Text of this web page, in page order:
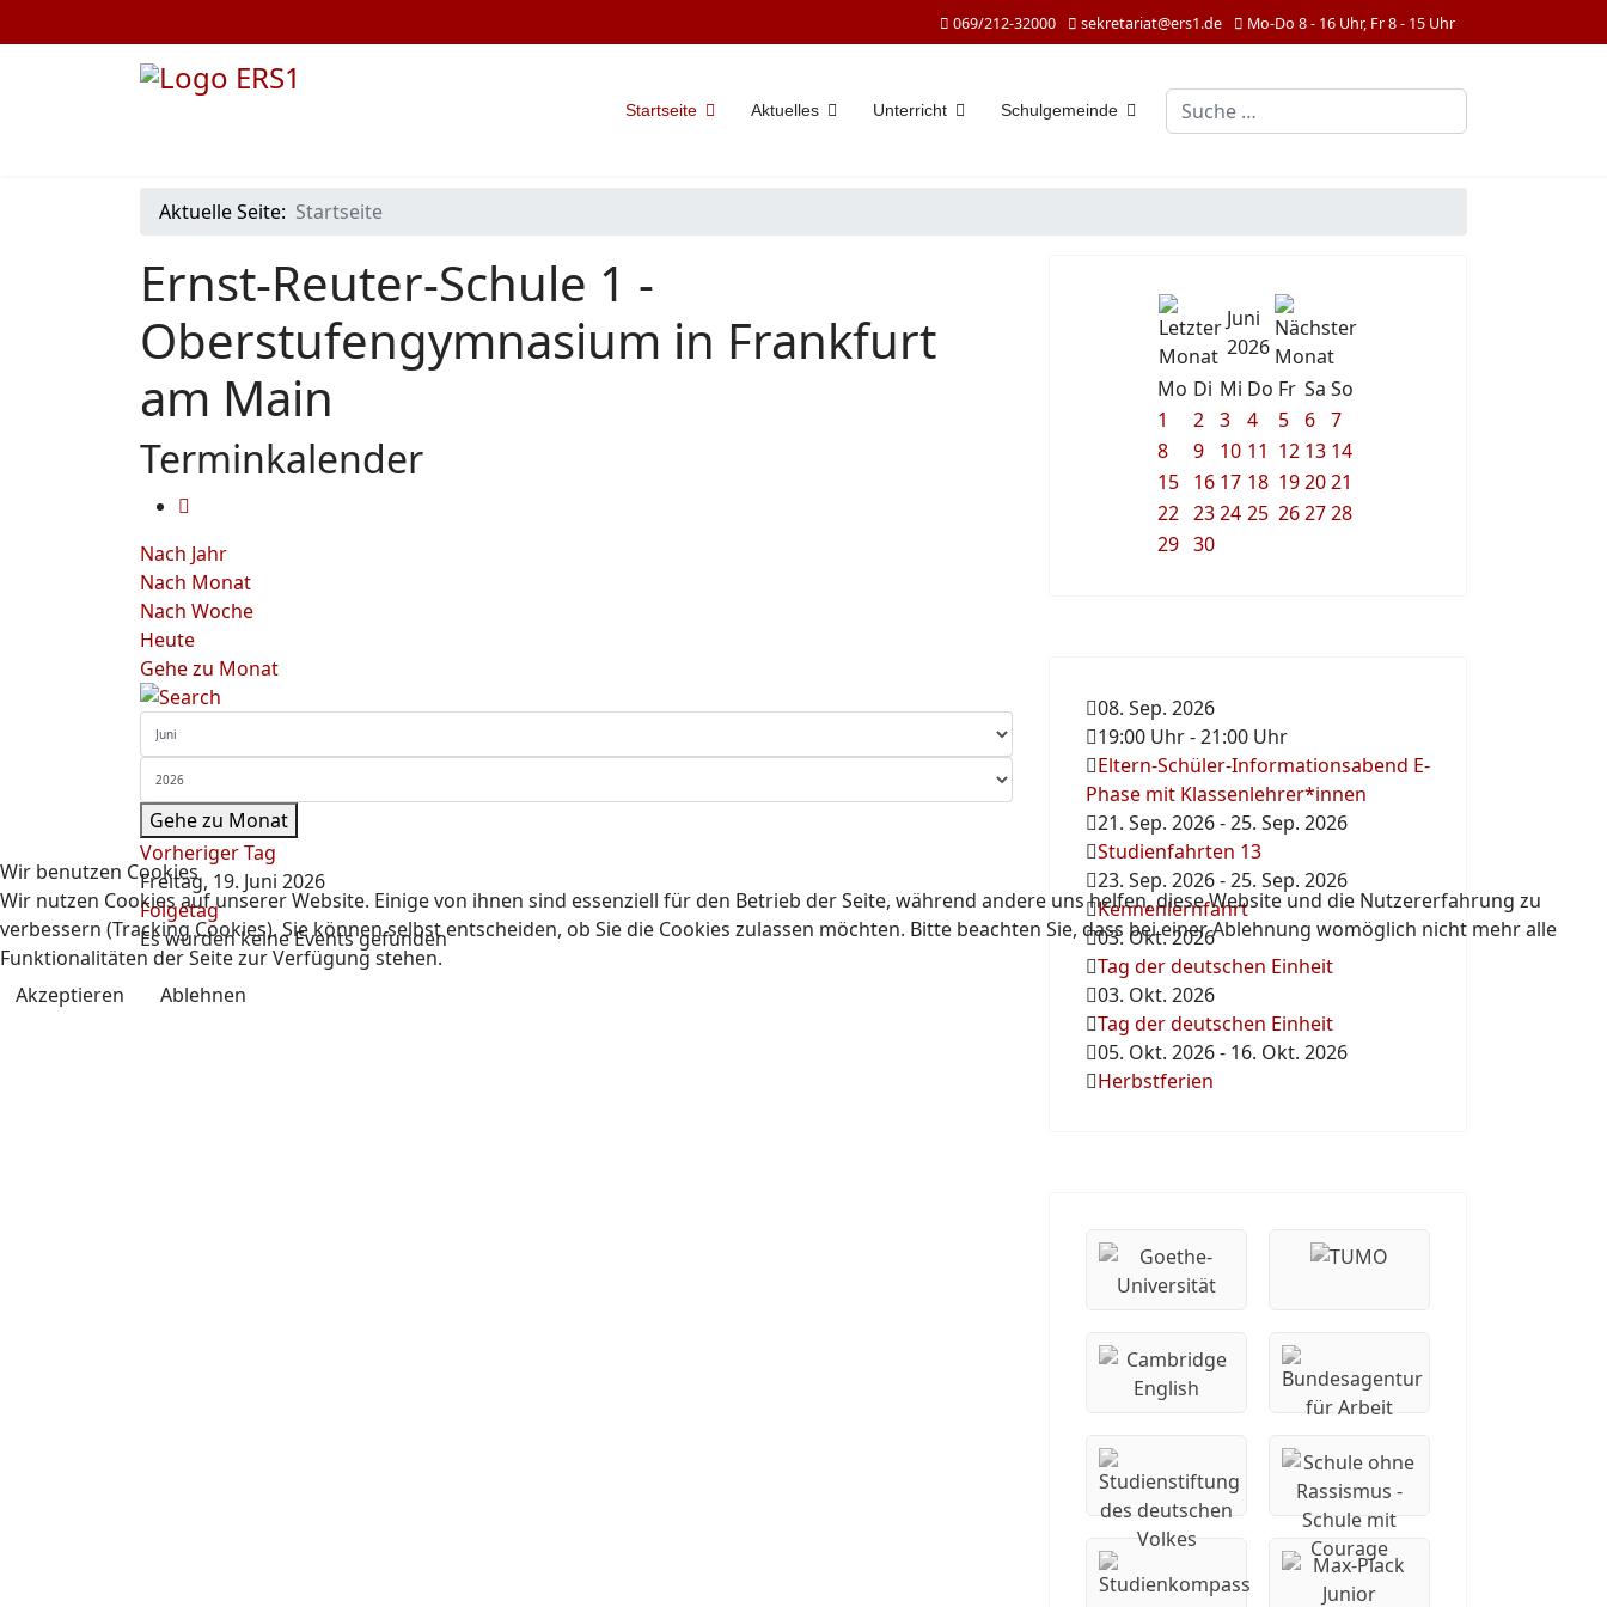
069/212-32000 sekretariat@ers1.de Mo-Do 8 - 16 Uhr, Fr 8 - 15 Uhr
Startseite Aktuelles Unterricht Schulgemeinde Suchen
Aktuelle Seite: Startseite
Ernst-Reuter-Schule 1 -
Oberstufengymnasium in Frankfurt
am Main
Terminkalender
Nach Jahr
Nach Monat
Nach Woche
Heute
Gehe zu Monat
Gehe zu Monat
Vorheriger Tag
Freitag, 19. Juni 2026
Folgetag
Es wurden keine Events gefunden
Juni
2026
Mo Di Mi Do Fr Sa So
1
2 3 4 5 6 7
8
9 10 11 12 13 14
15 16 17 18 192021
22 2324 25 262728
29 30
08. Sep. 2026
19:00 Uhr-21:00 Uhr
Eltern-Schüler-Informationsabend E-
Phase mit Klassenlehrer*innen
21. Sep. 2026-25. Sep. 2026
Studienfahrten 13
23. Sep. 2026-25. Sep. 2026
Kennenlernfahrt
03. Okt. 2026
Tag der deutschen Einheit
03. Okt. 2026
Tag der deutschen Einheit
05. Okt. 2026- 16. Okt. 2026
Herbstferien
Wir benutzen Cookies
Wir nutzen Cookies auf unserer Website. Einige von ihnen sind essenziell für den Betrieb der Seite, während andere uns helfen, diese Website und die Nutzererfahrung zu
verbessern (Tracking Cookies). Sie können selbst entscheiden, ob Sie die Cookies zulassen möchten. Bitte beachten Sie, dass bei einer Ablehnung womöglich nicht mehr alle
Funktionalitäten der Seite zur Verfügung stehen.
Akzeptieren
Ablehnen